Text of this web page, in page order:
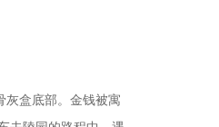
灰盒底部。金钱被寓